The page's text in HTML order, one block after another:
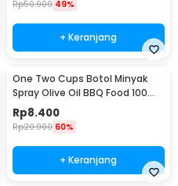
Rp50.900 49%
+ Keranjang
One Two Cups Botol Minyak
Spray Olive Oil BBQ Food 100ml
- HEA-1075
Rp8.400
Rp20.900 60%
+ Keranjang